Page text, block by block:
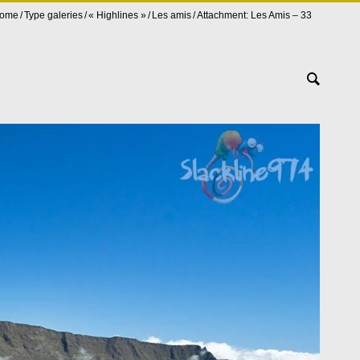
Type galeries « Highlines » Les amis Attachment: Les Amis – 33